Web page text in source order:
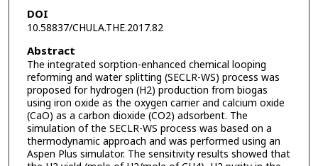
DOI
10.58837/CHULA.THE.2017.82
Abstract
The integrated sorption-enhanced chemical looping
reforming and water splitting (SECLR-WS) process was
proposed for hydrogen (H2­­) production from biogas
using iron oxide as the oxygen carrier and calcium oxide
(CaO) as a carbon dioxide (CO2) adsorbent. The
simulation of the SECLR-WS process was based on a
thermodynamic approach and was performed using an
Aspen Plus simulator. The sensitivity results showed that